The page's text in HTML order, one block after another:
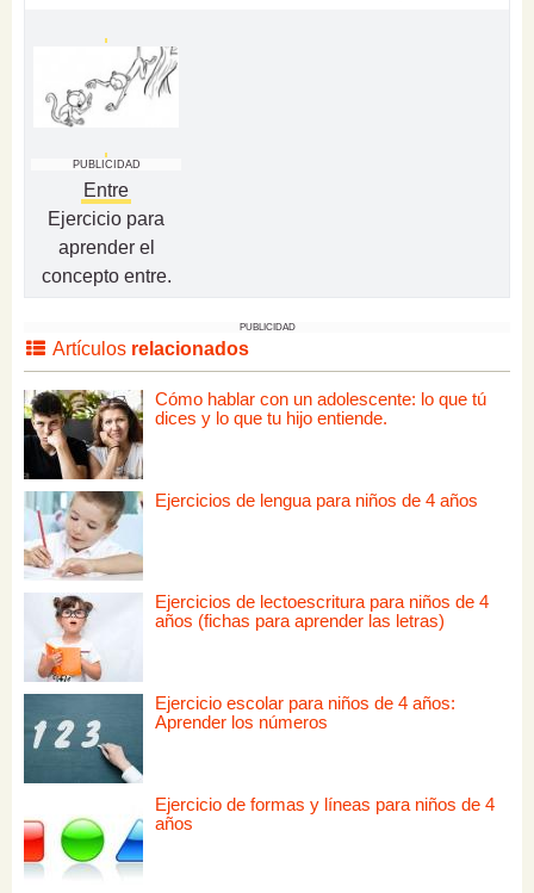
PUBLICIDAD
Entre
Ejercicio para
aprender el
concepto entre.
PUBLICIDAD
Artículos relacionados
Cómo hablar con un adolescente: lo que tú
dices y lo que tu hijo entiende.
Ejercicios de lengua para niños de 4 años
Ejercicios de lectoescritura para niños de 4
años (fichas para aprender las letras)
Ejercicio escolar para niños de 4 años:
Aprender los números
Ejercicio de formas y líneas para niños de 4
años